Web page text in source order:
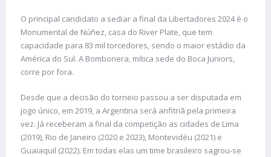
O principal candidato a sediar a final da Libertadores 2024 é o
Monumental de Núñez, casa do River Plate, que tem
capacidade para 83 mil torcedores, sendo o maior estádio da
América do Sul. A Bombonera, mítica sede do Boca Juniors,
corre por fora.
Desde que a decisão do torneio passou a ser disputada em
jogo único, em 2019, a Argentina será anfitriã pela primeira
vez. Já receberam a final da competição as cidades de Lima
(2019), Rio de Janeiro (2020 e 2023), Montevidéu (2021) e
Guaiaquil (2022). Em todas elas um time brasileiro sagrou-se